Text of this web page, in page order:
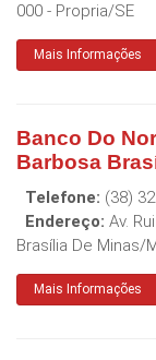
000 - Propria/SE
Mais Informações
Banco Do
Barbosa
Telefone: (38)
Endereço: Av.
Brasília De Minas/
Mais Informações